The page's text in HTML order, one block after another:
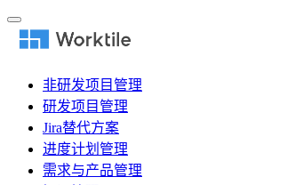
非研发项目管理
研发项目管理
Jira替代方案
进度计划管理
需求与产品管理